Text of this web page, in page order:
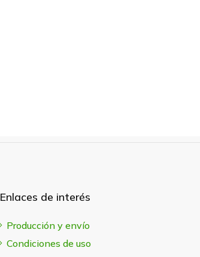
Enlaces de interés
Producción y envío
Condiciones de uso